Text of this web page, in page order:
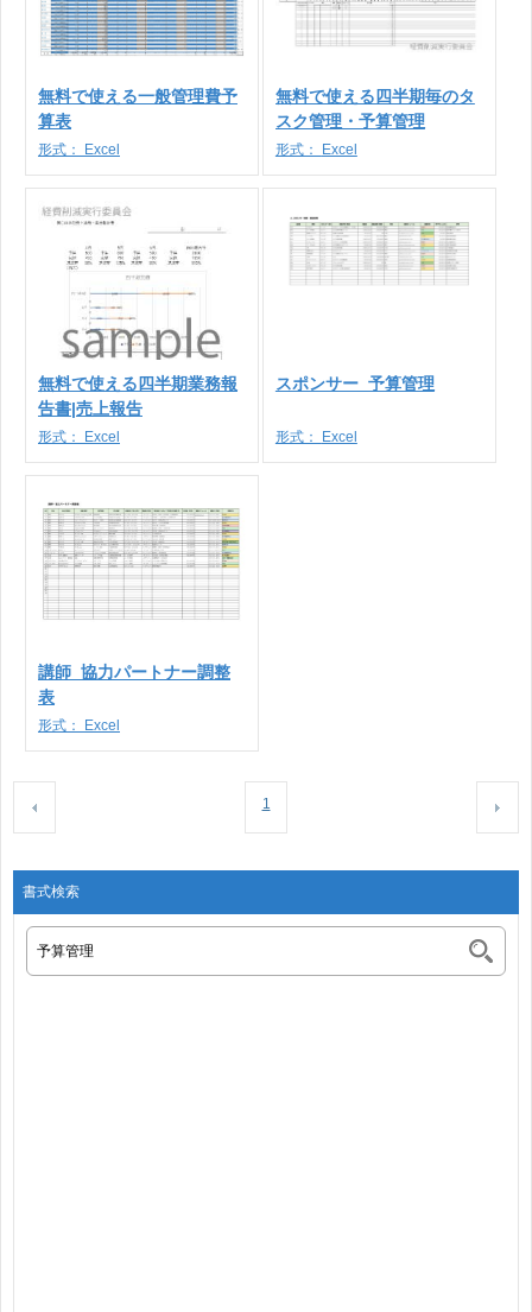
無料で使える一般管理費予
算表
形式： Excel
無料で使える四半期毎のタ
スク管理・予算管理
形式： Excel
無料で使える四半期業務報
告書|売上報告
形式： Excel
スポンサー_予算管理
形式： Excel
講師_協力パートナー調整
表
形式： Excel
1
書式検索